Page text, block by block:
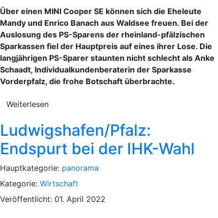
Über einen MINI Cooper SE können sich die Eheleute
Mandy und Enrico Banach aus Waldsee freuen. Bei der
Auslosung des PS-Sparens der rheinland-pfälzischen
Sparkassen fiel der Hauptpreis auf eines ihrer Lose. Die
langjährigen PS-Sparer staunten nicht schlecht als Anke
Schaadt, Individualkundenberaterin der Sparkasse
Vorderpfalz, die frohe Botschaft überbrachte.
Weiterlesen
Ludwigshafen/Pfalz:
Endspurt bei der IHK-Wahl
Hauptkategorie: panorama
Kategorie: Wirtschaft
Veröffentlicht: 01. April 2022